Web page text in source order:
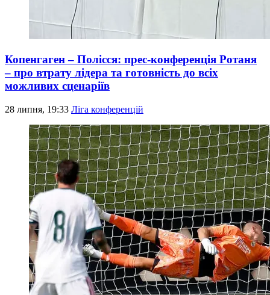
Копенгаген – Полісся: прес-конференція Ротаня
– про втрату лідера та готовність до всіх
можливих сценаріїв
28 липня, 19:33 Ліга конференцій